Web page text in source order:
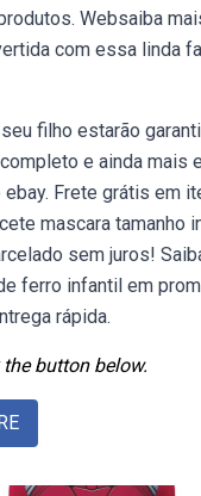
Websaiba
com essa linda
filho estarão
e ainda
Frete grátis em
mascara tamanho
sem juros!
ferro infantil em
rápida.
button below.